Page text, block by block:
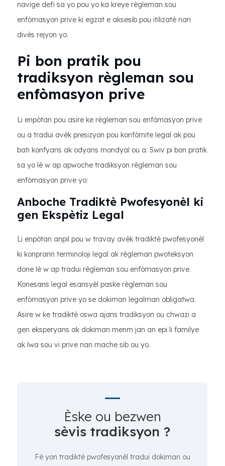
navige defi sa yo pou yo ka kreye règleman sou
enfòmasyon prive ki egzat e aksesib pou itilizatè nan
divès rejyon yo.
Pi bon pratik pou
tradiksyon règleman sou
enfòmasyon prive
Li enpòtan pou asire ke règleman sou enfòmasyon prive
ou a tradui avèk presizyon pou konfòmite legal ak pou
bati konfyans ak odyans mondyal ou a. Swiv pi bon pratik
sa yo lè w ap apwoche tradiksyon règleman sou
enfòmasyon prive yo:
Anboche Tradiktè Pwofesyonèl ki
gen Ekspètiz Legal
Li enpòtan anpil pou w travay avèk tradiktè pwofesyonèl
ki konprann terminoloji legal ak règleman pwoteksyon
done lè w ap tradui règleman sou enfòmasyon prive.
Konesans legal esansyèl paske règleman sou
enfòmasyon prive yo se dokiman legalman obligatwa.
Asire w ke tradiktè oswa ajans tradiksyon ou chwazi a
gen eksperyans ak dokiman menm jan an epi li familye
ak lwa sou vi prive nan mache sib ou yo.
Èske ou bezwen
sèvis tradiksyon ?
Fè yon tradiktè pwofesyonèl tradui dokiman ou